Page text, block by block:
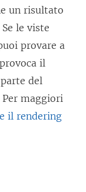
un risultato
le viste
provare a
il
del
maggiori
il rendering